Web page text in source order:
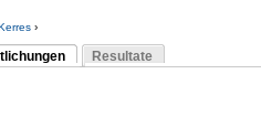
›
Resultate